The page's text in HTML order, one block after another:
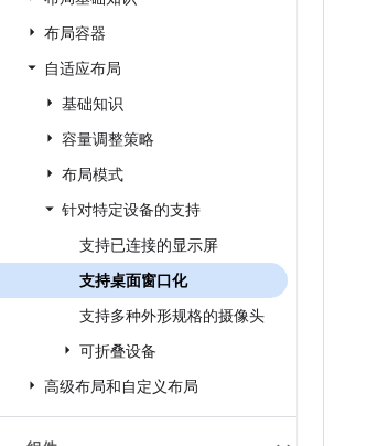
布局容器
自适应布局
基础知识
容量调整策略
布局模式
针对特定设备的支持
支持已连接的显示屏
支持桌面窗口化
支持多种外形规格的摄像头
可折叠设备
高级布局和自定义布局